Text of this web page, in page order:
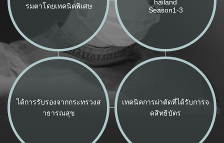
รมตาโดยเทคนิคพิเศษ
hailand
Season1-3
ได้การรับรองจากกระทรวงส
าธารณสุข
เทคนิคการผ่าตัดที่ได้รับการจ
ดสิทธิบัตร